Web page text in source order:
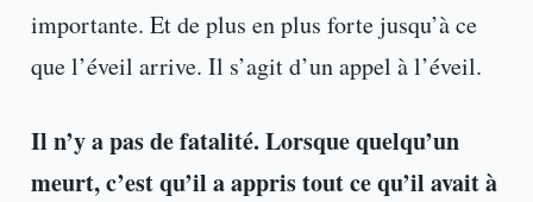
importante. Et de plus en plus forte jusqu’à ce
que l’éveil arrive. Il s’agit d’un appel à l’éveil.
Il n’y a pas de fatalité. Lorsque quelqu’un
meurt, c’est qu’il a appris tout ce qu’il avait à